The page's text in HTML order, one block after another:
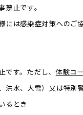
禁止です。
には感染症対策へのご
です。ただし、 体験コ
洪水、大雪）又は特
るとき